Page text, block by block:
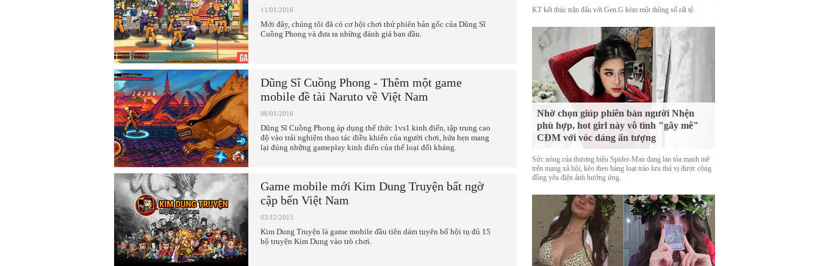
11/01/2016
Mới đây, chúng tôi đã có cơ hội chơi thử phiên bản gốc của Dũng Sĩ
Cuồng Phong và đưa ra những đánh giá ban đầu.
Dũng Sĩ Cuồng Phong - Thêm một game
mobile đề tài Naruto về Việt Nam
06/01/2016
Dũng Sĩ Cuồng Phong áp dụng thể thức 1vs1 kinh điển, tập trung cao
độ vào trải nghiệm thao tác điều khiển của người chơi, hứa hẹn mang
lại đúng những gameplay kinh điển của thể loại đối kháng.
Game mobile mới Kim Dung Truyện bất ngờ
cập bến Việt Nam
03/12/2015
Kim Dung Truyện là game mobile đầu tiên dám tuyên bố hội tụ đủ 15
bộ truyện Kim Dung vào trò chơi.
KT kết thúc trận đấu với Gen.G kèm một thông số rất tệ.
Nhờ chọn giúp phiên bản người Nhện
phù hợp, hot girl này vô tình "gây mê"
CĐM với vóc dáng ấn tượng
Sức nóng của thương hiệu Spider-Man đang lan tỏa mạnh mẽ
trên mạng xã hội, kéo theo hàng loạt trào lưu thú vị được cộng
đồng yêu điện ảnh hưởng ứng.